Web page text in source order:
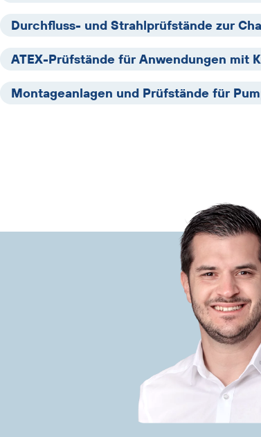
Durchfluss- und Strahlprüfstände zur
ATEX-Prüfstände für Anwendungen mit
Montageanlagen und Prüfstände für